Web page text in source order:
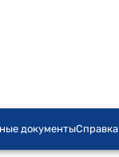
документыСправка